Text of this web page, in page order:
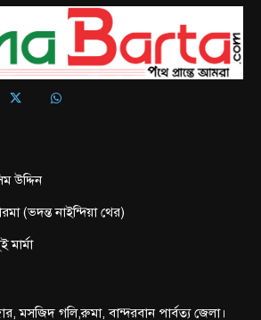
উদ্দিন
(ভদন্ত নাইন্দিয়া থের)
মার্মা
মসজিদ গলি,রুমা, বান্দরবান পার্বত্য জেলা।